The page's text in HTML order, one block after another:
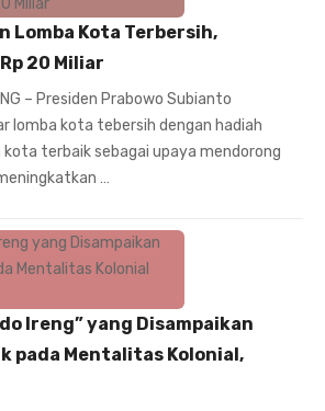
Lomba Kota Terbersih,
20 Miliar
– Presiden Prabowo Subianto
lomba kota tebersih dengan hadiah
kota terbaik sebagai upaya mendorong
…
Ireng” yang Disampaikan
pada Mentalitas Kolonial,